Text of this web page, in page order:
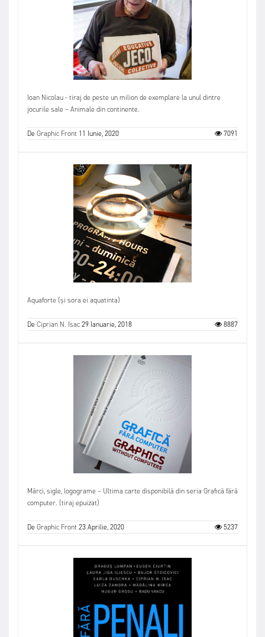
Ioan Nicolau - tiraj de peste un milion de exemplare la unul dintre
jocurile sale – Animale din continente.
DeGraphic Front 11 Iunie, 2020 7091
Aquaforte (și sora ei aquatinta)
DeCiprian N. Isac29 Ianuarie, 2018 8887
Mărci, sigle, logograme – Ultima carte disponibilă din seria Grafică fără
computer. (tiraj epuizat)
DeGraphic Front23 Aprilie, 2020 5237